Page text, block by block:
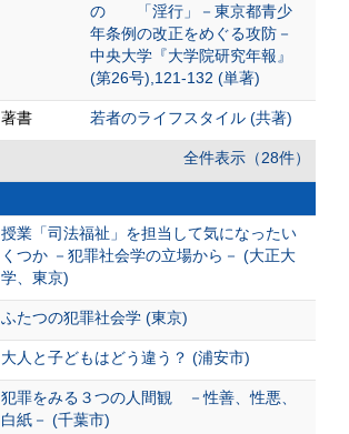
の 「淫行」－東京都青少
年条例の改正をめぐる攻防－
中央大学『大学院研究年報』
(第26号),121-132 (単著)
著書 若者のライフスタイル (共著)
全件表示（28件）
授業「司法福祉」を担当して気になったい
くつか －犯罪社会学の立場から－ (大正大
学、東京)
ふたつの犯罪社会学 (東京)
大人と子どもはどう違う？ (浦安市)
犯罪をみる３つの人間観 －性善、性悪、
白紙－ (千葉市)